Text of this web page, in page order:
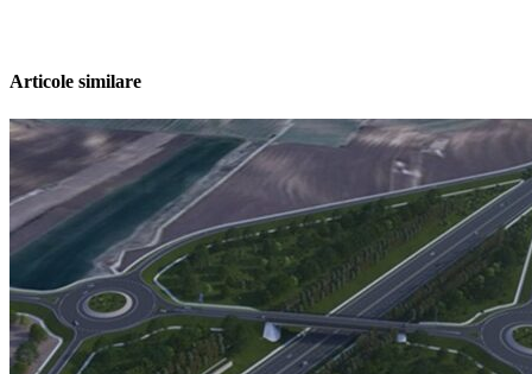
Articole similare